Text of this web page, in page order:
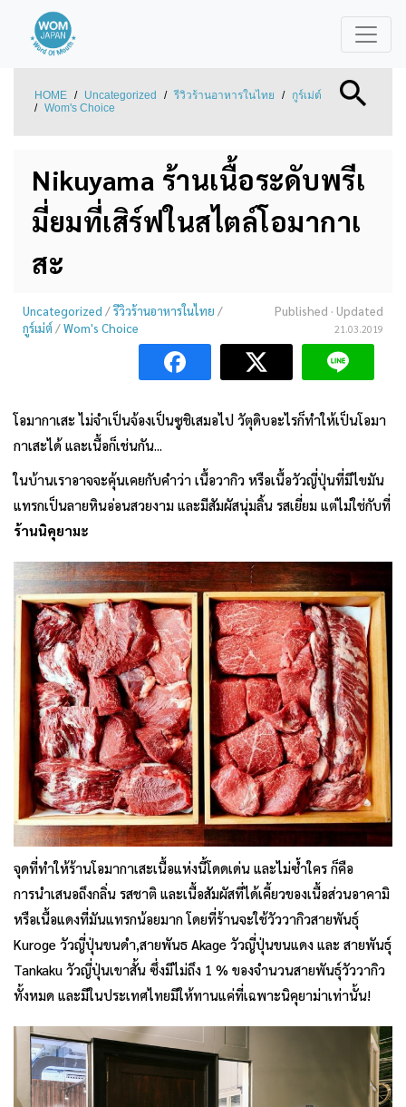
HOME / Uncategorized / รีวิวร้านอาหารในไทย /
กูร์เม่ต์
/ Wom's Choice
Nikuyama ร้านเนื้อระดับพรีเ
มี่ยมที่เสิร์ฟในสไตล์โอมากาเ
สะ
Uncategorized /รีวิวร้านอาหารในไทย /
กูร์เม่ต์/Wom's Choice
Published · Updated
21.03.2019
โอมากาเสะ ไม่จำเป็นจ้องเป็นซูชิเสมอไป วัตุดิบอะไรก็ทำให้เป็นโอมา
กาเสะได้ และเนื้อก็เช่นกัน...
ในบ้านเราอาจจะคุ้นเคยกับคำว่า เนื้อวากิว หรือเนื้อวัวญี่ปุ่นที่มีไขมัน
แทรกเป็นลายหินอ่อนสวยงาม และมีสัมผัสนุ่มลิ้น รสเยี่ยม แต่ไม่ใช่กับที่
ร้านนิคุยามะ
จุดที่ทำให้ร้านโอมากาเสะเนื้อแห่งนี้โดดเด่น และไม่ซ้ำใคร ก็คือ
การนำเสนอถึงกลิ่น รสชาติ และเนื้อสัมผัสที่ได้เคี้ยวของเนื้อส่วนอาคามิ
หรือเนื้อแดงที่มันแทรกน้อยมาก โดยที่ร้านจะใช้วัววากิวสายพันธุ์
Kuroge วัวญี่ปุ่นขนดำ,สายพันธ Akage วัวญี่ปุ่นขนแดง และ สายพันธุ์
Tankaku วัวญี่ปุ่นเขาสั้น ซึ่งมีไม่ถึง 1 % ของจำนวนสายพันธุ์วัววากิว
ทั้งหมด และมีในประเทศไทยมีให้ทานแค่ที่เฉพาะนิคุยาม่าเท่านั้น!